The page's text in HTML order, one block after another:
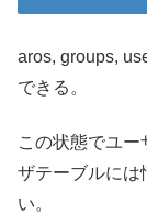
aros, groups,
できる。
この状態でユ
ザテーブルには
い。